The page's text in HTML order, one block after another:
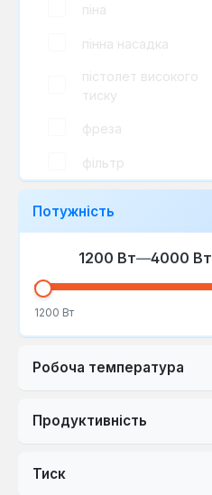
піна
пінна насадка
пістолет високого
тиску
фреза
фільтр
щітка
Потужність
1200 Вт—4000 Вт
1200 Вт
Робоча температура
Продуктивність
Тиск